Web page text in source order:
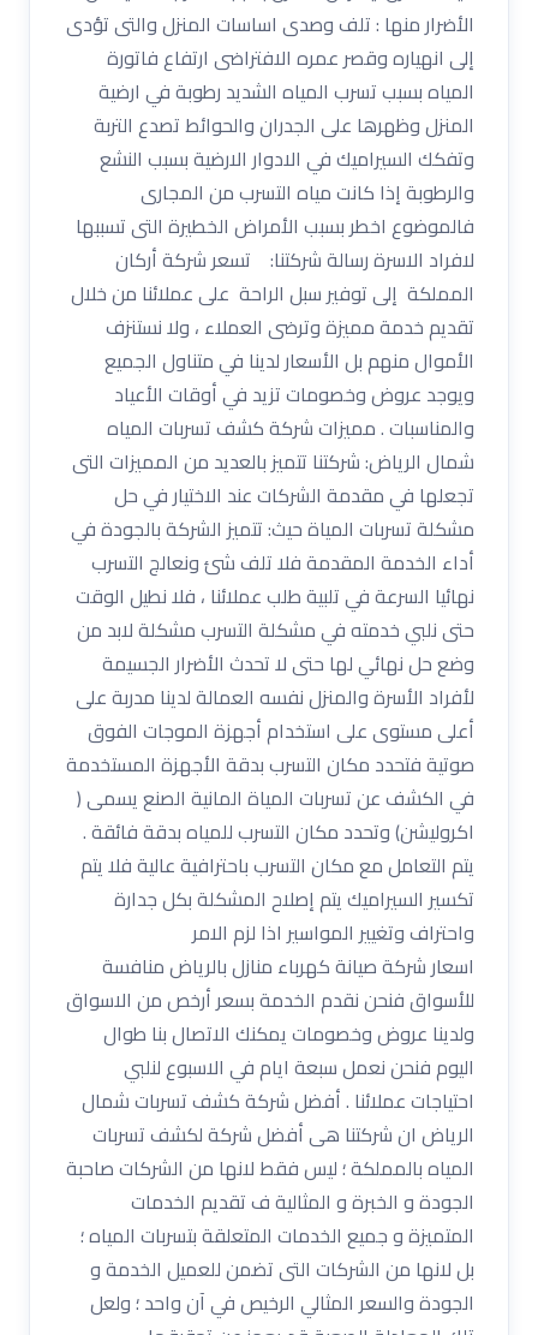
الأضرار منها : تلف وصدى اساسات المنزل والتى تؤدى
إلى انهياره وقصر عمره الافتراضى ارتفاع فاتورة
المياه بسبب تسرب المياه الشديد رطوبة في ارضية
المنزل وظهرها على الجدران والحوائط تصدع التربة
وتفكك السيراميك في الادوار الارضية بسبب النشع
والرطوبة إذا كانت مياه التسرب من المجارى
فالموضوع اخطر بسبب الأمراض الخطيرة التى تسببها
لافراد الاسرة رسالة شركتنا: تسعر شركة أركان
المملكة إلى توفير سبل الراحة على عملائنا من خلال
تقديم خدمة مميزة وترضى العملاء ، ولا نستنزف
الأموال منهم بل الأسعار لدينا في متناول الجميع
ويوجد عروض وخصومات تزيد في أوقات الأعياد
والمناسبات . مميزات شركة كشف تسربات المياه
شمال الرياض: شركتنا تتميز بالعديد من المميزات التى
تجعلها في مقدمة الشركات عند الاختيار في حل
مشكلة تسربات المياة حيث: تتميز الشركة بالجودة في
أداء الخدمة المقدمة فلا تلف شئ ونعالج التسرب
نهائيا السرعة في تلبية طلب عملائنا ، فلا نطيل الوقت
حتى نلبي خدمته في مشكلة التسرب مشكلة لابد من
وضع حل نهائي لها حتى لا تحدث الأضرار الجسيمة
لأفراد الأسرة والمنزل نفسه العمالة لدينا مدربة على
أعلى مستوى على استخدام أجهزة الموجات الفوق
صوتية فتحدد مكان التسرب بدقة الأجهزة المستخدمة
في الكشف عن تسربات المياة المانية الصنع يسمى (
اكروليشن) وتحدد مكان التسرب للمياه بدقة فائقة .
يتم التعامل مع مكان التسرب باحترافية عالية فلا يتم
تكسير السيراميك يتم إصلاح المشكلة بكل جدارة
واحتراف وتغيير المواسير اذا لزم الامر
اسعار شركة صيانة كهرباء منازل بالرياض منافسة
للأسواق فنحن نقدم الخدمة بسعر أرخص من الاسواق
ولدينا عروض وخصومات يمكنك الاتصال بنا طوال
اليوم فنحن نعمل سبعة ايام في الاسبوع لنلبي
احتياجات عملائنا . أفضل شركة كشف تسربات شمال
الرياض ان شركتنا هى أفضل شركة لكشف تسربات
المياه بالمملكة ؛ ليس فقط لانها من الشركات صاحبة
الجودة و الخبرة و المثالية ف تقديم الخدمات
المتميزة و جميع الخدمات المتعلقة بتسربات المياه ؛
بل لانها من الشركات التى تضمن للعميل الخدمة و
الجودة والسعر المثالي الرخيص في آن واحد ؛ ولعل